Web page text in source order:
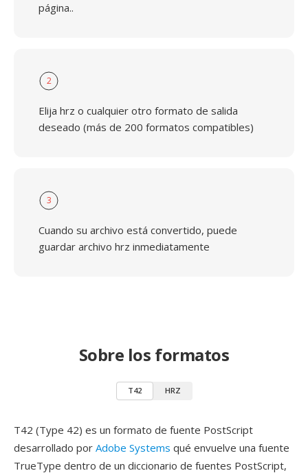
página..
2
Elija hrz o cualquier otro formato de salida
deseado (más de 200 formatos compatibles)
3
Cuando su archivo está convertido, puede
guardar archivo hrz inmediatamente
Sobre los formatos
T42 HRZ
T42 (Type 42) es un formato de fuente PostScript
desarrollado por Adobe Systems qué envuelve una fuente
TrueType dentro de un diccionario de fuentes PostScript,